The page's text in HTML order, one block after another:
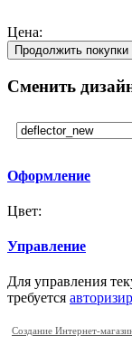
Цена:
Продолжить покупки
Сменить
Оформление
Цвет:
Управление
Для управления
требуется
Создание Интернет-